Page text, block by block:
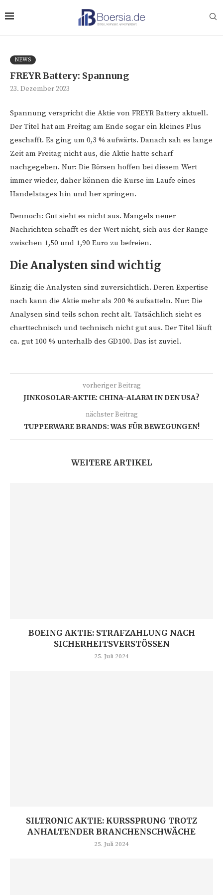
NEWS
FREYR Battery: Spannung
23. Dezember 2023
Spannung verspricht die Aktie von FREYR Battery aktuell.
Der Titel hat am Freitag am Ende sogar ein kleines Plus
geschafft. Es ging um 0,3 % aufwärts. Danach sah es lange
Zeit am Freitag nicht aus, die Aktie hatte scharf
nachgegeben. Nur: Die Börsen hoffen bei diesem Wert
immer wieder, daher können die Kurse im Laufe eines
Handelstages hin und her springen.
Dennoch: Gut sieht es nicht aus. Mangels neuer
Nachrichten schafft es der Wert nicht, sich aus der Range
zwischen 1,50 und 1,90 Euro zu befreien.
Die Analysten sind wichtig
Einzig die Analysten sind zuversichtlich. Deren Expertise
nach kann die Aktie mehr als 200 % aufsatteln. Nur: Die
Analysen sind teils schon recht alt. Tatsächlich sieht es
charttechnisch und technisch nicht gut aus. Der Titel läuft
ca. gut 100 % unterhalb des GD100. Das ist zuviel.
vorheriger Beitrag
JINKOSOLAR-AKTIE: CHINA-ALARM IN DEN USA?
nächster Beitrag
TUPPERWARE BRANDS: WAS FÜR BEWEGUNGEN!
WEITERE ARTIKEL
BOEING AKTIE: STRAFZAHLUNG NACH
SICHERHEITSVERSTÖSSEN
25. Juli 2024
SILTRONIC AKTIE: KURSSPRUNG TROTZ
ANHALTENDER BRANCHENSCHWÄCHE
25. Juli 2024